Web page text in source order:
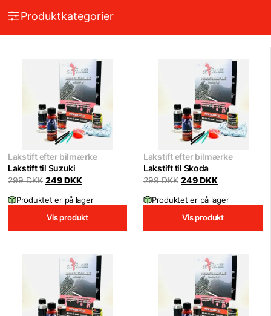
Produktkategorier
Lakstift efter bilmærke
Lakstift til Suzuki
299DKK Original
was:
299 DKK.
249DKKCurrent
is:
249 DKK.
Produktet er på lager
Vis produkt
Lakstift efter bilmærke
Lakstift til Skoda
299DKK Original
was:
299 DKK.
249DKKCurrent
is:
249 DKK.
Produktet er på lager
Vis produkt